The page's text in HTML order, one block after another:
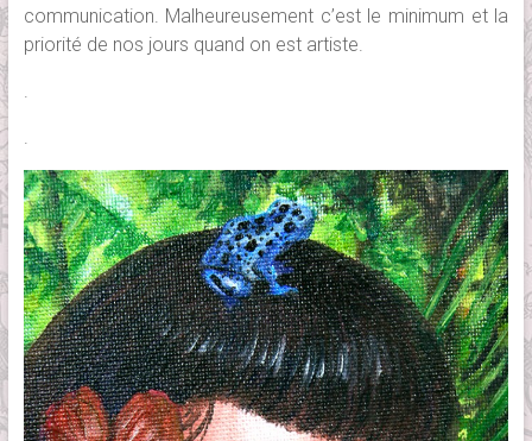
communication. Malheureusement c’est le minimum et la
priorité de nos jours quand on est artiste.